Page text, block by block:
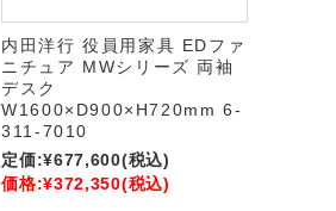
内田洋行 役員用家具 EDファ
ニチュア MWシリーズ 両袖
デスク
W1600×D900×H720mm 6-
311-7010
定価:¥677,600(税込)
価格:¥372,350(税込)